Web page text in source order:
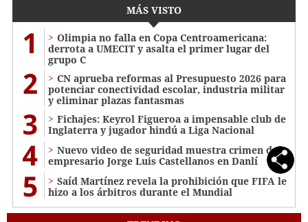
MÁS VISTO
1
Olimpia no falla en Copa Centroamericana:
derrota a UMECIT y asalta el primer lugar del
grupo C
2
CN aprueba reformas al Presupuesto 2026 para
potenciar conectividad escolar, industria militar
y eliminar plazas fantasmas
3
Fichajes: Keyrol Figueroa a impensable club de
Inglaterra y jugador hindú a Liga Nacional
4
Nuevo video de seguridad muestra crimen del
empresario Jorge Luis Castellanos en Danlí
5
Saíd Martínez revela la prohibición que FIFA le
hizo a los árbitros durante el Mundial